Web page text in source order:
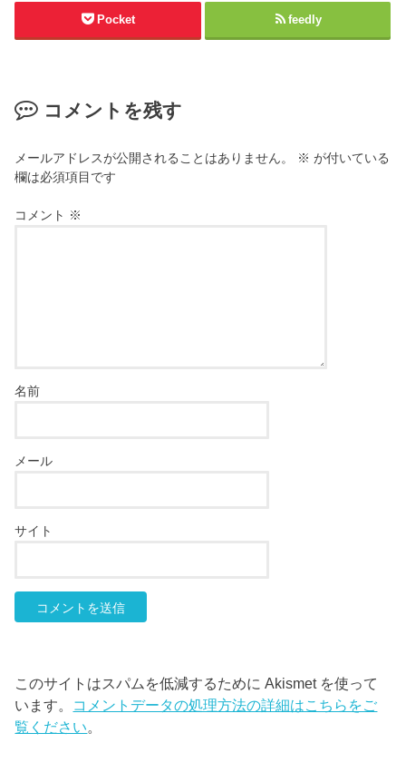
Pocket feedly
コメントを残す
メールアドレスが公開されることはありません。 ※ が付いている
欄は必須項目です
コメント ※
名前
メール
サイト
このサイトはスパムを低減するために Akismet を使って
います。 コメントデータの処理方法の詳細はこちらをご
覧ください。